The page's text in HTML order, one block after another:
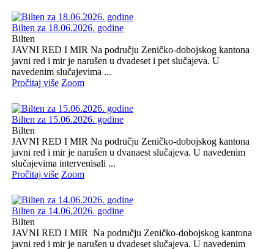
Bilten za 18.06.2026. godine
Bilten
JAVNI RED I MIR Na području Zeničko-dobojskog kantona
javni red i mir je narušen u dvadeset i pet slučajeva. U
navedenim slučajevima ...
Pročitaj više Zoom
Bilten za 15.06.2026. godine
Bilten
JAVNI RED I MIR Na području Zeničko-dobojskog kantona
javni red i mir je narušen u dvanaest slučajeva. U navedenim
slučajevima intervenisali ...
Pročitaj više Zoom
Bilten za 14.06.2026. godine
Bilten
JAVNI RED I MIR Na području Zeničko-dobojskog kantona
javni red i mir je narušen u dvadeset slučajeva. U navedenim